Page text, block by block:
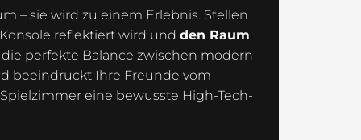
– sie wird zu einem Erlebnis. Stellen
reflektiert wird und den Raum
perfekte Balance zwischen modern
beeindruckt Ihre Freunde vom
eine bewusste High-Tech-